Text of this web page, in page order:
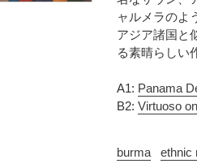
シ
ョ
ン
記
に
て
ャルメラのよ
アジア諸国と
る素晴らしい
A1: Panama
B2: Virtuoso
burma ethnic